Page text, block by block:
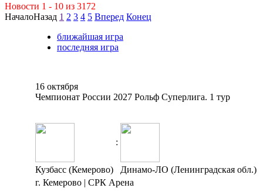
Новости 1 - 10 из 3172
НачалоНазад 1 2 3 4 5 Вперед Конец
ближайшая игра
последняя игра
16 октября
Чемпионат России 2027 Рольф Суперлига. 1 тур
:
Кузбасс (Кемерово)
Динамо-ЛО (Ленинградская обл.)
г. Кемерово | СРК Арена